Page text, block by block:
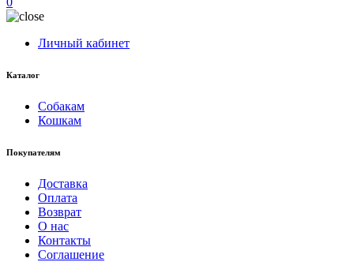
Личный кабинет
Каталог
Собакам
Кошкам
Покупателям
Доставка
Оплата
Возврат
О нас
Контакты
Соглашение